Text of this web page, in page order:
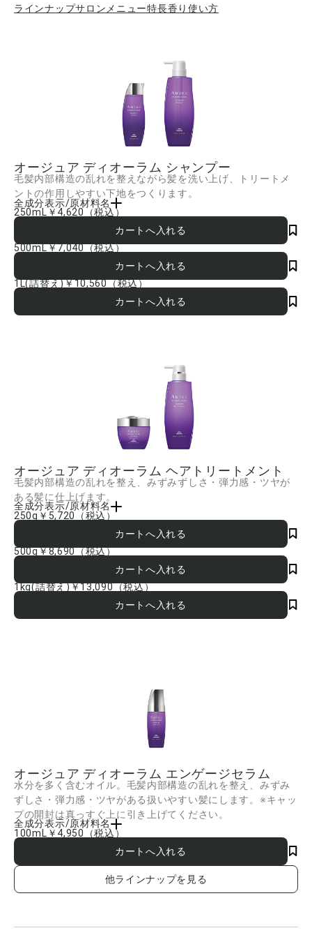
ラインナップサロンメニュー特長香り 使い方
オージュア ディオーラム シャンプー
毛髪内部構造の乱れを整えながら髪を洗い上げ、トリートメ
ントの作用しやすい下地をつくります。
全成分表示/原材料名
水、ココイルグルタミン酸Na、コカミドプロピルベタイン、ココイルメチルタウリン
Na、コカミドメチルMEA、ラウロイルメチルアラニンNa、クエン酸、イソノナン酸
イソトリデシル、PEG-20、トレハロース、カルボキシメチルアラニルジスルフィドケ
ラチン(羊毛)、ユキノシタエキス、ホホバワックスPEG-120エステルズ、ポリクオタ
ニウム-10、イソステアラミドプロピルベタイン、グリチルリチン酸2K、サクシニルグ
リチルレチン酸2Na、BG、DPG、エタノール、AMP、水酸化Na、EDTA-2Na、フェ
ノキシエタノール、安息香酸Na、ヘリクリスムアングスチホリウム花油、ニオイテン
ジクアオイ油、レモン果皮油、アトラスシーダー木油、オレンジ油、マンダリンオレ
ンジ果皮油、ローマカミツレ花油、ローズマリー葉油、オニサルビア油、パルマロー
ザ油、ベニバナ黄 ■成分内容は商品の改良等により更新される場合があります。実際
250mL ￥4,620 （税込）
500mL￥7,040（税込）
1L(詰替え)￥10,560（税込）
オージュア ディオーラム ヘアトリートメント
毛髪内部構造の乱れを整え、みずみずしさ・弾力感・ツヤが
ある髪に仕上げます。
全成分表示/原材料名
水、セタノール、ステアリルアルコール、ステアルトリモニウムクロリド、アモジメ
チコン、マカデミアナッツ油、イソノナン酸イソトリデシル、PEG-20、トレハロー
ス、カルボキシメチルアラニルジスルフィドケラチン(羊毛)、イソステアリン酸イソス
テアリル、クオタニウム-33、ユキノシタエキス、ヒアルロン酸Na、アルギニン、オ
レス-2、ジココジモニウムクロリド、ジステアリルジモニウムクロリド、BG、イソプ
ロパノール、エタノール、AMP、エチドロン酸、フェノキシエタノール、ヘリクリス
ムアングスチホリウム花油、ニオイテンジクアオイ油、レモン果皮油、アトラスシー
ダー木油、オレンジ油、マンダリンオレンジ果皮油、ローマカミツレ花油、ローズマ
リー葉油、オニサルビア油、パルマローザ油 ■成分内容は商品の改良等により更新さ
れる場合があります。実際の成分は商品の表示をご覧ください。
250g ￥5,720 （税込）
500g￥8,690（税込）
1kg(詰替え)￥13,090（税込）
オージュア ディオーラム エンゲージセラム
水分を多く含むオイル。毛髪内部構造の乱れを整え、みずみ
ずしさ・弾力感・ツヤがある扱いやすい髪にします。※キャッ
プの開封は真っすぐ上に引き上げてください。
全成分表示/原材料名
シクロメチコン、ジメチコン、イソノナン酸イソトリデシル、PEG-20、トレハロー
ス、ビサボロール、グルコシルヘスペリジン、カルボキシメチルアラニルジスルフィ
ドケラチン(羊毛)、ネオペンタン酸イソデシル、PPG-4セテス-1、BG、AMP、トコフ
ェロール、フェノキシエタノール、PEG-10ジメチコン、ヘリクリスムアングスチホリ
ウム花油、ニオイテンジクアオイ油、レモン果皮油、アトラスシーダー木油、オレン
100mL ￥4,950 （税込）
他ラインナップを見る